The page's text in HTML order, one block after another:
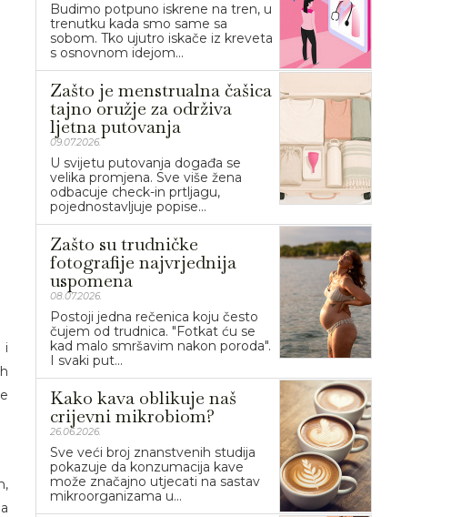
i
Budimo potpuno iskrene na tren, u
trenutku kada smo same sa
sobom. Tko ujutro iskače iz kreveta
s osnovnom idejom...
Zašto je menstrualna čašica
tajno oružje za održiva
ljetna putovanja
09.07.2026.
U svijetu putovanja događa se
velika promjena. Sve više žena
odbacuje check-in prtljagu,
pojednostavljuje popise...
Zašto su trudničke
fotografije najvrjednija
uspomena
08.07.2026.
Postoji jedna rečenica koju često
čujem od trudnica. "Fotkat ću se
kad malo smršavim nakon poroda".
I svaki put...
Kako kava oblikuje naš
crijevni mikrobiom?
26.06.2026.
Sve veći broj znanstvenih studija
pokazuje da konzumacija kave
može značajno utjecati na sastav
mikroorganizama u...